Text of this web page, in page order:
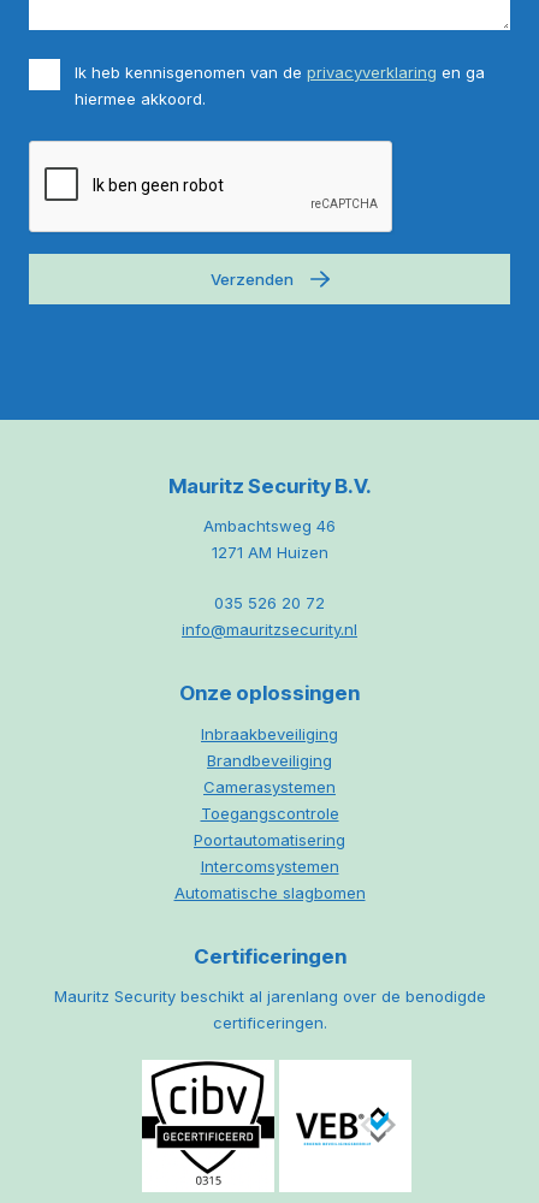
Ik heb kennisgenomen van de privacyverklaring en ga
hiermee akkoord.
Verzenden
Mauritz Security B.V.
Ambachtsweg 46
1271 AM Huizen
035 526 20 72
info@mauritzsecurity.nl
Onze oplossingen
Inbraakbeveiliging
Brandbeveiliging
Camerasystemen
Toegangscontrole
Poortautomatisering
Intercomsystemen
Automatische slagbomen
Certificeringen
Mauritz Security beschikt al jarenlang over de benodigde
certificeringen.